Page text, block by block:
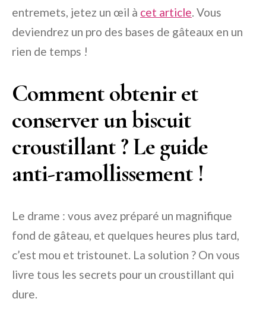
entremets, jetez un œil à cet article. Vous
deviendrez un pro des bases de gâteaux en un
rien de temps !
Comment obtenir et
conserver un biscuit
croustillant ? Le guide
anti-ramollissement !
Le drame : vous avez préparé un magnifique
fond de gâteau, et quelques heures plus tard,
c’est mou et tristounet. La solution ? On vous
livre tous les secrets pour un croustillant qui
dure.